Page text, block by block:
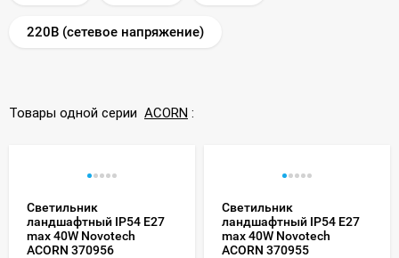
220В (сетевое напряжение)
Товары одной серии ACORN :
Светильник
ландшафтный IP54 E27
max 40W Novotech
ACORN 370956
Светильник
ландшафтный IP54 E27
max 40W Novotech
ACORN 370955